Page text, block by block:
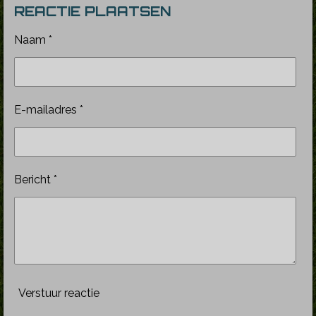
e
n
l
r
e
e
n
REACTIE PLAATSEN
Naam *
E-mailadres *
Bericht *
Verstuur reactie